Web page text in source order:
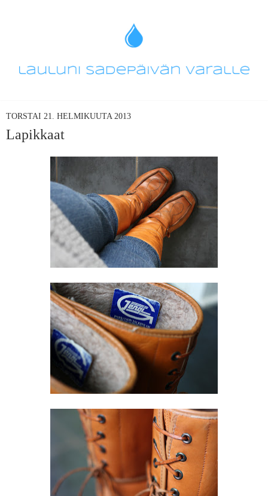
TORSTAI 21. HELMIKUUTA 2013
Lapikkaat